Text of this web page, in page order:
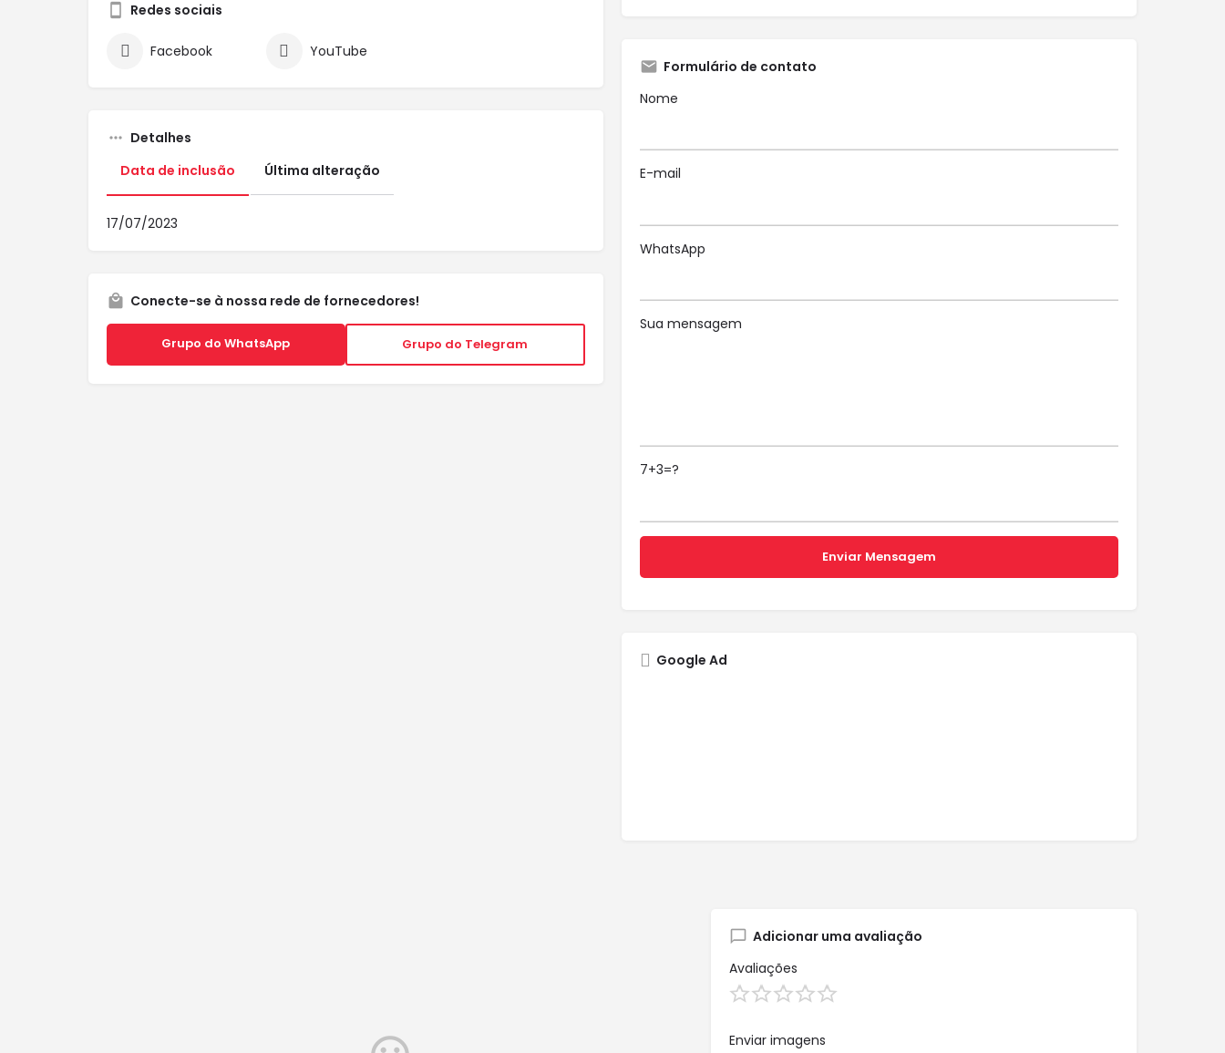
Redes sociais
Facebook YouTube
Detalhes
Data de inclusão
Última alteração
17/07/2023
Conecte-se à nossa rede de fornecedores!
Grupo do WhatsApp Grupo do Telegram
Formulário de contato
Nome
E-mail
WhatsApp
Sua mensagem
7+3=?
Google Ad
Adicionar uma avaliação
Avaliações
Enviar imagens